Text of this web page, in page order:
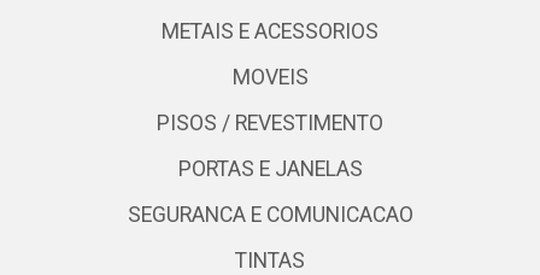
METAIS E ACESSORIOS
MOVEIS
PISOS / REVESTIMENTO
PORTAS E JANELAS
SEGURANCA E COMUNICACAO
TINTAS